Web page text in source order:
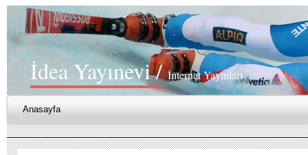
İdea Yayınevi /İnternet Yayınları
Anasayfa